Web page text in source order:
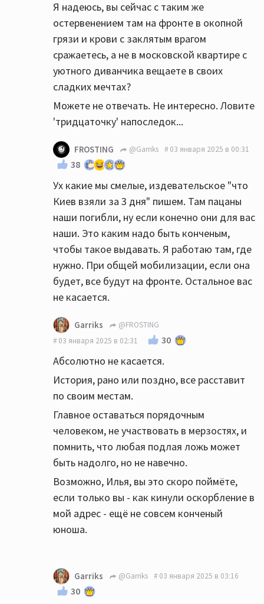
Я надеюсь, вы сейчас с таким же
остервенением там на фронте в окопной
грязи и крови с заклятым врагом
сражаетесь, а не в московской квартире с
уютного диванчика вещаете в своих
сладких мечтах?
Можете не отвечать. Не интересно. Ловите
'тридцаточку' напоследок...
FROSTING @Garriks 03 января 2025 в 00:31
38
Ух какие мы смелые, издевательское "что
Киев взяли за 3 дня" пишем. Там пацаны
наши погибли, ну если конечно они для вас
наши. Это каким надо быть конченым,
чтобы такое выдавать. Я работаю там, где
нужно. При общей мобилизации, если она
будет, все будут на фронте. Остальное вас
не касается.
Garriks
@FROSTING
03 января 2025 в 02:31
30
Абсолютно не касается.
История, рано или поздно, все расставит
по своим местам.
Главное оставаться порядочным
человеком, не участвовать в мерзостях, и
помнить, что любая подлая ложь может
быть надолго, но не навечно.
Возможно, Илья, вы это скоро поймёте,
если только вы - как кинули оскорбление в
мой адрес - ещё не совсем конченый
юноша.
Garriks @Garriks 03 января 2025 в 03:16
30